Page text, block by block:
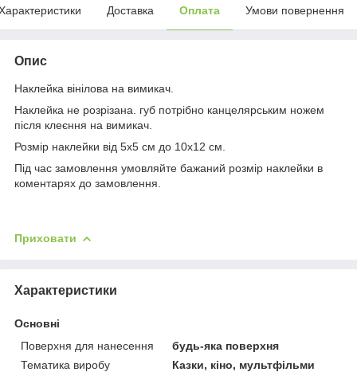
Доставка Оплата Умови повернення
Опис
Наклейка вінілова на вимикач.
Наклейка не розрізана. губ потрібно канцелярським ножем
після клеєння на вимикач.
Розмір наклейки від 5х5 см до 10х12 см.
Під час замовлення умовляйте бажаний розмір наклейки в
коментарях до замовлення.
Приховати
Характеристики
Основні
Поверхня для нанесення
будь-яка поверхня
Тематика виробу
Казки, кіно, мультфільми